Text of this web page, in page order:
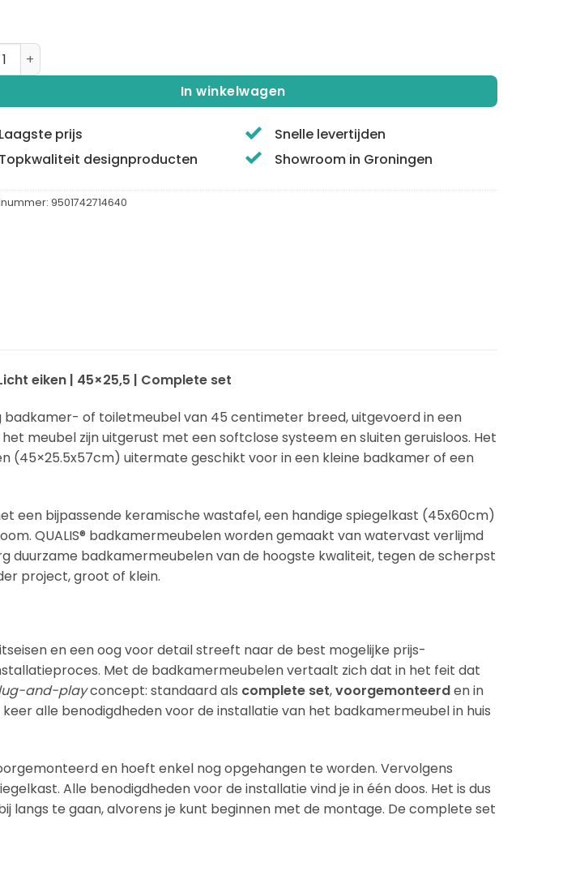
| QUERCUS | Badkamermeubel | Licht eiken | 45x25,5 | Complete set aantal
In winkelwagen
Laagste prijs
Snelle levertijden
Topkwaliteit designproducten
Showroom in Groningen
9501742714640
eiken | 45×25,5 | Complete set
badkamer- of toiletmeubel van 45 centimeter breed, uitgevoerd in een
meubel zijn uitgerust met een softclose systeem en sluiten geruisloos. Het
(45×25.5x57cm) uitermate geschikt voor in een kleine badkamer of een
een bijpassende keramische wastafel, een handige spiegelkast (45x60cm)
QUALIS® badkamermeubelen worden gemaakt van watervast verlijmd
duurzame badkamermeubelen van de hoogste kwaliteit, tegen de scherpst
project, groot of klein.
en een oog voor detail streeft naar de best mogelijke prijs-
Met de badkamermeubelen vertaalt zich dat in het feit dat
and-playconcept: standaard als complete set,voorgemonteerden in
alle benodigdheden voor de installatie van het badkamermeubel in huis
en hoeft enkel nog opgehangen te worden. Vervolgens
Alle benodigdheden voor de installatie vind je in één doos. Het is dus
langs te gaan, alvorens je kunt beginnen met de montage. De complete set